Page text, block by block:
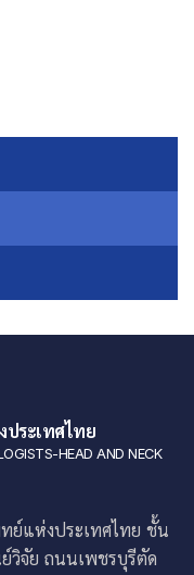
ระเทศไทย
HEAD AND NECK
ย์แห่งประเทศไทย ชั้น
วิจัย ถนนเพชรบุรีตัด